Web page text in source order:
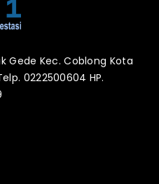
Gede Kec. Coblong Kota
0222500604 HP.